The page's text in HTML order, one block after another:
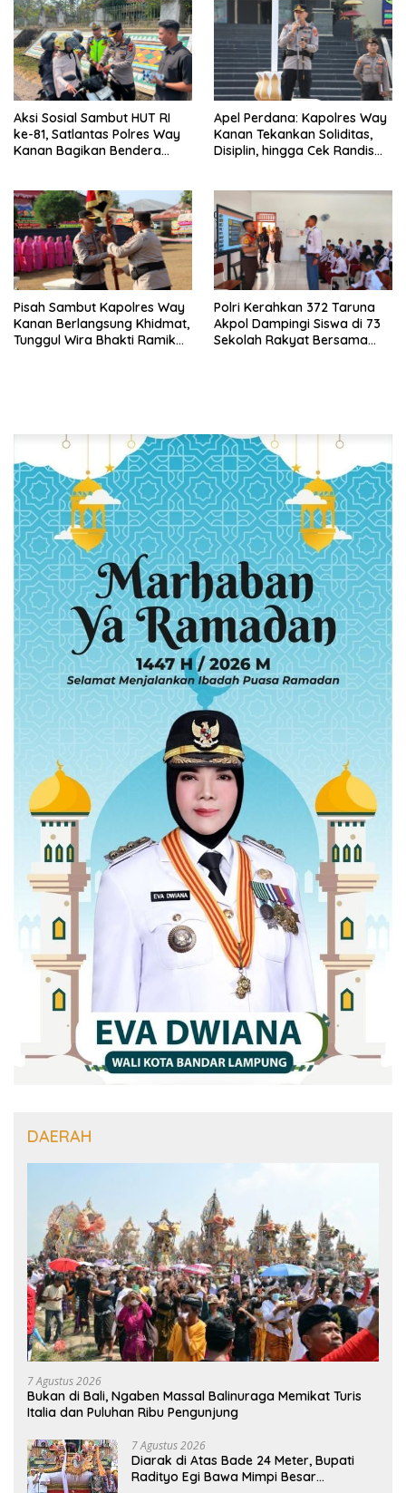
Aksi Sosial Sambut HUT RI
ke-81, Satlantas Polres Way
Kanan Bagikan Bendera
Apel Perdana: Kapolres Way
Kanan Tekankan Soliditas,
Disiplin, hingga Cek Randis
Pisah Sambut Kapolres Way
Kanan Berlangsung Khidmat,
Tunggul Wira Bhakti Ramik
Polri Kerahkan 372 Taruna
Akpol Dampingi Siswa di 73
Sekolah Rakyat Bersama
DAERAH
7 Agustus 2026
Bukan di Bali, Ngaben Massal Balinuraga Memikat Turis
Italia dan Puluhan Ribu Pengunjung
7 Agustus 2026
Diarak di Atas Bade 24 Meter, Bupati
Radityo Egi Bawa Mimpi Besar